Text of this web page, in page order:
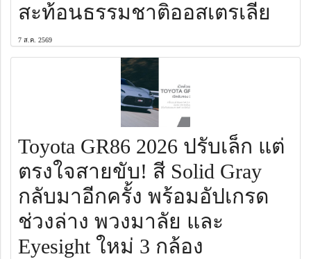
สะท้อนธรรมชาติออสเตรเลีย
7 ส.ค. 2569
Toyota GR86 2026 ปรับเล็ก แต่
ตรงใจสายขับ! สี Solid Gray
กลับมาอีกครั้ง พร้อมอัปเกรด
ช่วงล่าง พวงมาลัย และ
Eyesight ใหม่ 3 กล้อง